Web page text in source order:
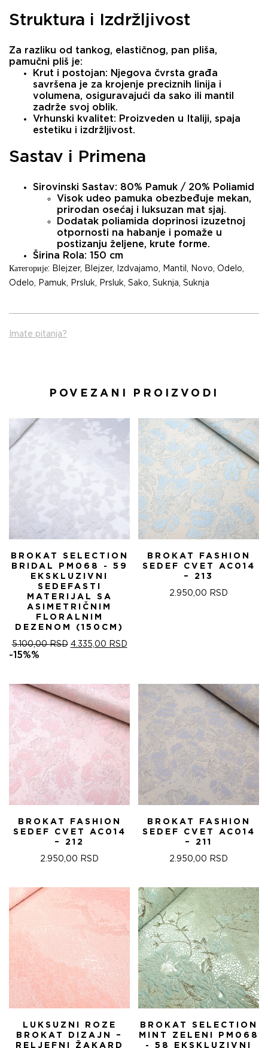
Struktura i Izdržljivost
Za razliku od tankog, elastičnog, pan pliša,
pamučni pliš je:
Krut i postojan: Njegova čvrsta građa
savršena je za krojenje preciznih linija i
volumena, osiguravajući da sako ili mantil
zadrže svoj oblik.
Vrhunski kvalitet: Proizveden u Italiji, spaja
estetiku i izdržljivost.
Sastav i Primena
Sirovinski Sastav: 80% Pamuk / 20% Poliamid
Visok udeo pamuka obezbeđuje mekan,
prirodan osećaj i luksuzan mat sjaj.
Dodatak poliamida doprinosi izuzetnoj
otpornosti na habanje i pomaže u
postizanju željene, krute forme.
Širina Rola: 150 cm
Категорије: Blejzer, Blejzer, Izdvajamo, Mantil , Novo, Odelo,
Odelo, Pamuk, Prsluk, Prsluk, Sako, Suknja, Suknja
Imate pitanja?
POVEZANI PROIZVODI
BROKAT SELECTION
BRIDAL PM068 - 59
EKSKLUZIVNI
SEDEFASTI
MATERIJAL SA
ASIMETRIČNIM
FLORALNIM
DEZENOM (150CM)
5.100,00RSD ОРИГИНАЛНА
5.100,00 RSD.
4.335,00 RSDТРЕНУТНА
-15%%
BROKAT FASHION
SEDEF CVET AC014
– 213
2.950,00 RSD
BROKAT FASHION
SEDEF CVET AC014
– 212
2.950,00 RSD
BROKAT FASHION
SEDEF CVET AC014
– 211
2.950,00 RSD
LUKSUZNI ROZE
BROKAT DIZAJN –
RELJEFNI ŽAKARD
BROKAT SELECTION
MINT ZELENI PM068
- 58 EKSKLUZIVNI